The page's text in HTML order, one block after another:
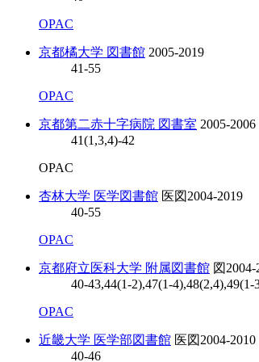
OPAC
京都橘大学 図書館 2005-2019
41-55
OPAC
京都第二赤十字病院 図書室 2005-2006
41(1,3,4)-42
OPAC
杏林大学 医学図書館 医図 2004-2019
40-55
OPAC
京都府立医科大学 附属図書館 図 2004-
40-43,44(1-2),47(1-
OPAC
近畿大学 医学部図書館 医図 2004-2010
40-46